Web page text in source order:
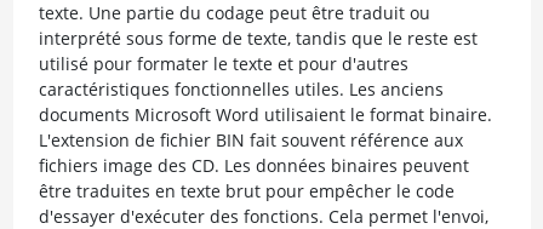
texte. Une partie du codage peut être traduit ou
interprété sous forme de texte, tandis que le reste est
utilisé pour formater le texte et pour d'autres
caractéristiques fonctionnelles utiles. Les anciens
documents Microsoft Word utilisaient le format binaire.
L'extension de fichier BIN fait souvent référence aux
fichiers image des CD. Les données binaires peuvent
être traduites en texte brut pour empêcher le code
d'essayer d'exécuter des fonctions. Cela permet l'envoi,